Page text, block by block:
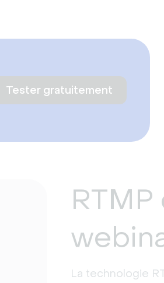
Tester gratuitement
RTMP
La technologie